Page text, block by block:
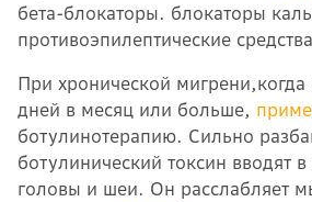
бета-блокаторы. блокаторы
противоэпилептические
При хронической мигрени,когда
дней в месяц или больше,
ботулинотерапию. Сильно
ботулинический токсин вводят
головы и шеи. Он расслабляет